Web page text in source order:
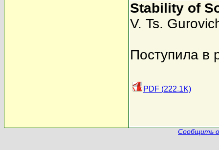
Stability of
V. Ts.
Поступила в
PDF (222.1K)
Сообщить о